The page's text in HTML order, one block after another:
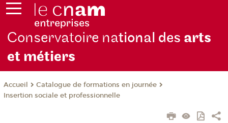
Conservatoire national des arts
et métiers
Accueil
Catalogue de formations en journée
Insertion sociale et professionnelle